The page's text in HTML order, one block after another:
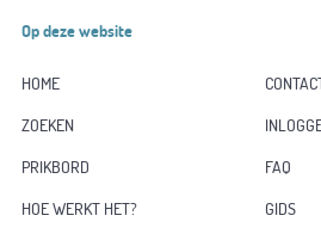
Op deze website
HOME
ZOEKEN
PRIKBORD
FAQ
HOE WERKT HET?
GIDS